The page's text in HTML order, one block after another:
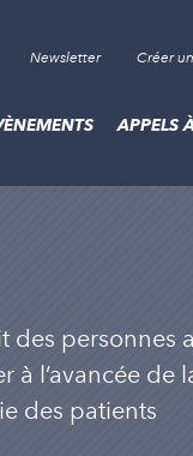
Newsletter Créer
APPELS
des personnes
à l’avancée de
des patients